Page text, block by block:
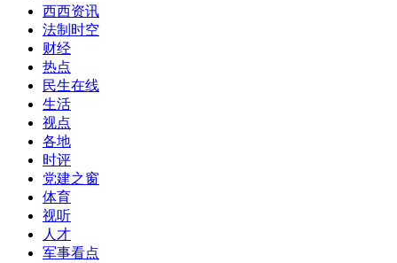
西西资讯
法制时空
财经
热点
民生在线
生活
视点
各地
时评
党建之窗
体育
视听
人才
军事看点